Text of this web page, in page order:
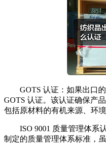
GOTS 认证：如果出口的
GOTS 认证。该认证确保产
包括原材料的有机来源、环
ISO 9001 质量管理体系认
制定的质量管理体系标准，